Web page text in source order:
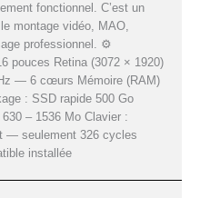
fonctionnel. C’est un
montage vidéo, MAO,
professionnel. ⚙️
pouces Retina (3072 × 1920)
— 6 cœurs Mémoire (RAM)
: SSD rapide 500 Go
– 1536 Mo Clavier :
— seulement 326 cycles
installée